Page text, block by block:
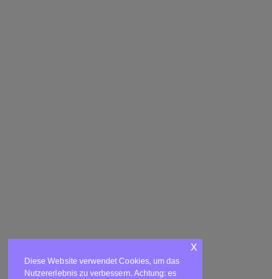
Diese Website verwendet Cookies, um das
Nutzererlebnis zu verbessern. Achtung: es
x